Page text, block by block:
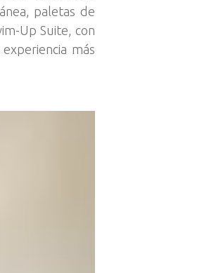
paletas de
Up Suite, con
más